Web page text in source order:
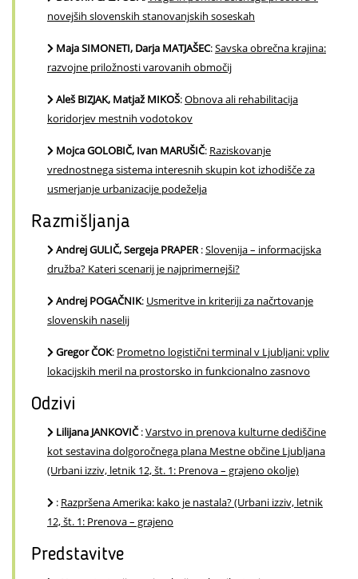
novejših slovenskih stanovanjskih soseskah
Maja SIMONETI, Darja MATJAŠEC:Savska obrečna krajina:
razvojne priložnosti varovanih območij
Aleš BIZJAK, Matjaž MIKOŠ:Obnova ali rehabilitacija
koridorjev mestnih vodotokov
Mojca GOLOBIČ, Ivan MARUŠIČ: Raziskovanje
vrednostnega sistema interesnih skupin kot izhodišče za
usmerjanje urbanizacije podeželja
Razmišljanja
Andrej GULIČ, Sergeja PRAPER:Slovenija – informacijska
družba? Kateri scenarij je najprimernejši?
Andrej POGAČNIK: Usmeritve in kriteriji za načrtovanje
slovenskih naselij
Gregor ČOK: Prometno logistični terminal v Ljubljani: vpliv
lokacijskih meril na prostorsko in funkcionalno zasnovo
Odzivi
Lilijana JANKOVIČ:Varstvo in prenova kulturne dediščine
kot sestavina dolgoročnega plana Mestne občine Ljubljana
(Urbani izziv, letnik 12, št. 1: Prenova – grajeno okolje)
: Razpršena Amerika: kako je nastala? (Urbani izziv, letnik
12, št. 1: Prenova – grajeno
Predstavitve